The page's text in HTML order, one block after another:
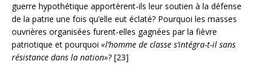
guerre hypothétique apportèrent-ils leur soutien à la défense
de la patrie une fois qu’elle eut éclaté? Pourquoi les masses
ouvrières organisées furent-elles gagnées par la fièvre
patriotique et pourquoi «l’homme de classe s’intégra-t-il sans
résistance dans la nation»? [23]